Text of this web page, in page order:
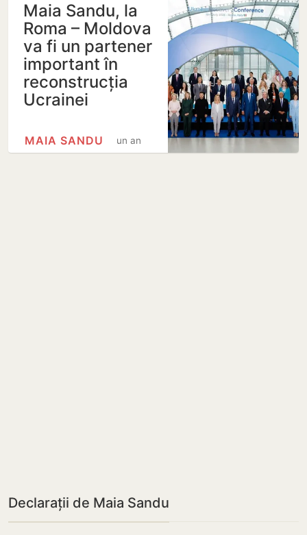
Maia Sandu, la
Roma – Moldova
va fi un partener
important în
reconstrucția
Ucrainei
un an
MAIA SANDU
Declarații de Maia Sandu